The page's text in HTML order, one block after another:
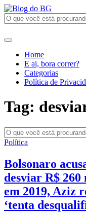
Home
E ai, bora correr?
Categorias
Política de
Tag:
Política
Bolsonaro
desviar R$
em 2019, Aziz
‘tenta